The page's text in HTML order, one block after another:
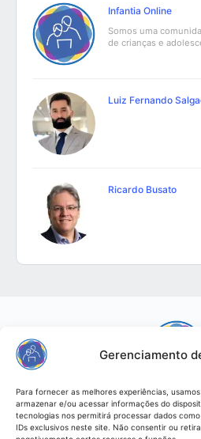
Gerenciamento
Para fornecer as melhores experiências,
armazenar e/ou acessar informações do
tecnologias nos permitirá processar dados
IDs exclusivos neste site. Não consentir ou
Infantia Online
Somos uma
de crianças e
Luiz Fernando
Ricardo Busato
Infantia -
© 2026 -